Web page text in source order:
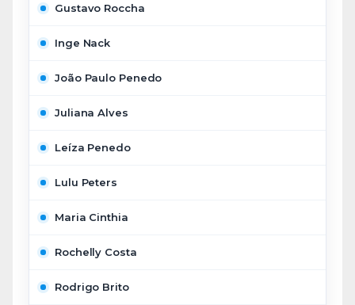
Gustavo Roccha
Inge Nack
João Paulo Penedo
Juliana Alves
Leíza Penedo
Lulu Peters
Maria Cinthia
Rochelly Costa
Rodrigo Brito